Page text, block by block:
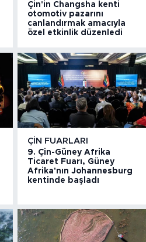
Çin'in Changsha kenti
otomotiv pazarını
canlandırmak amacıyla
özel etkinlik düzenledi
ÇIN FUARLARI
9. Çin-Güney Afrika
Ticaret Fuarı, Güney
Afrika'nın Johannesburg
kentinde başladı